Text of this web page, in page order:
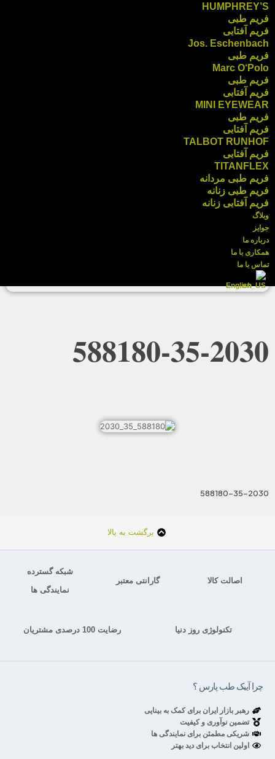
HUMPHREY’S
فریم طبی
فریم آفتابی
Jos. Eschenbach
فریم طبی
Marc O‘Polo
فریم طبی
فریم آفتابی
MINI EYEWEAR
فریم طبی
فریم آفتابی
TALBOT RUNHOF
فریم آفتابی
TITANFLEX
فریم طبی مردانه
فریم طبی زنانه
فریم آفتابی زنانه
وبلاگ
جوایز
درباره ما
همکاری با ما
تماس با ما
English
588180-35-2030
588180-35-2030
برگشت به بالا
اصالت کالا گارانتی معتبر
شبکه گسترده
نمایندگی ها
تکنولوژی روز دنیا رضایت 100 درصدی مشتریان
چرا آیبک طب پارس ؟
رهبر بازار ایران برای کمک به بینایی
تضمین نوآوری و کیفیت
شریکی مطمئن برای نمایندگی ها
اولین انتخاب برای دید بهتر